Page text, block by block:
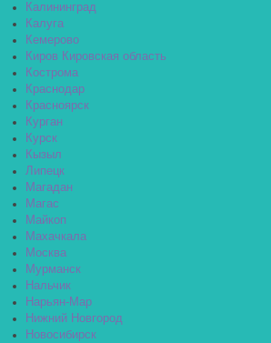
Калининград
Калуга
Кемерово
Киров Кировская область
Кострома
Краснодар
Красноярск
Курган
Курск
Кызыл
Липецк
Магадан
Магас
Майкоп
Махачкала
Москва
Мурманск
Нальчик
Нарьян-Мар
Нижний Новгород
Новосибирск